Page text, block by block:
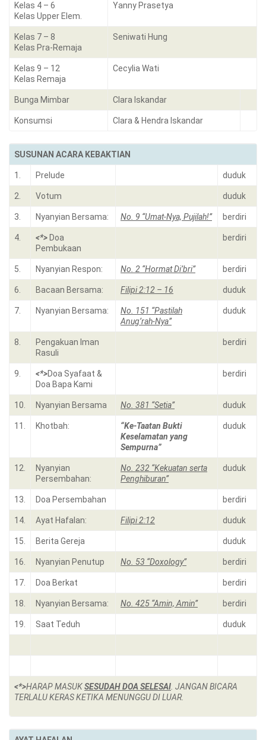
Kelas 4 – 6
Kelas Upper Elem.
Yanny Prasetya
Kelas 7 – 8
Kelas Pra-Remaja
Seniwati Hung
Kelas 9 – 12
Kelas Remaja
Cecylia Wati
Bunga Mimbar Clara Iskandar
Konsumsi Clara & Hendra Iskandar
SUSUNAN ACARA KEBAKTIAN
1. Prelude duduk
2. Votum duduk
3. Nyanyian Bersama: No. 9 “Umat-Nya, Pujilah!” berdiri
4. <*> Doa
Pembukaan
berdiri
5. Nyanyian Respon: No. 2 “Hormat Di’bri” berdiri
6. Bacaan Bersama: Filipi 2:12 – 16 duduk
7. Nyanyian Bersama:
No. 151 “Pastilah
Anug’rah-Nya”
duduk
8.
Pengakuan Iman
Rasuli
berdiri
9. <*>Doa Syafaat &
Doa Bapa Kami
berdiri
10. Nyanyian Bersama No. 381 “Setia” duduk
11. Khotbah:
“Ke-Taatan Bukti
Keselamatan yang
Sempurna”
duduk
12.
Nyanyian
Persembahan:
No. 232 “Kekuatan serta
Penghiburan”
duduk
13. Doa Persembahan berdiri
14. Ayat Hafalan: Filipi 2:12 duduk
15. Berita Gereja duduk
16. Nyanyian Penutup No. 53 “Doxology” berdiri
17. Doa Berkat berdiri
18. Nyanyian Bersama: No. 425 “Amin, Amin” berdiri
19. Saat Teduh duduk
<*>HARAP MASUKSESUDAH DOA SELESAI . JANGAN BICARA
TERLALU KERAS KETIKA MENUNGGU DI LUAR.